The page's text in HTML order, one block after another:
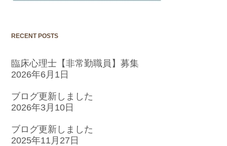
RECENT POSTS
臨床心理士【非常勤職員】募集
2026年6月1日
ブログ更新しました
2026年3月10日
ブログ更新しました
2025年11月27日